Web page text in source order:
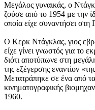
Μεγάλος γυναικάς, ο
ζούσε από το 1954 με την
οποία είχε συναντήσει στη
Ο Κερκ Ντάγκλας, γιος
είχε γίνει γνωστός για το
διότι αποτύπωνε στη
της εξέγερσης εναντίον
Μετατράπηκε σε ένα από
κινηματογραφικής
1960.